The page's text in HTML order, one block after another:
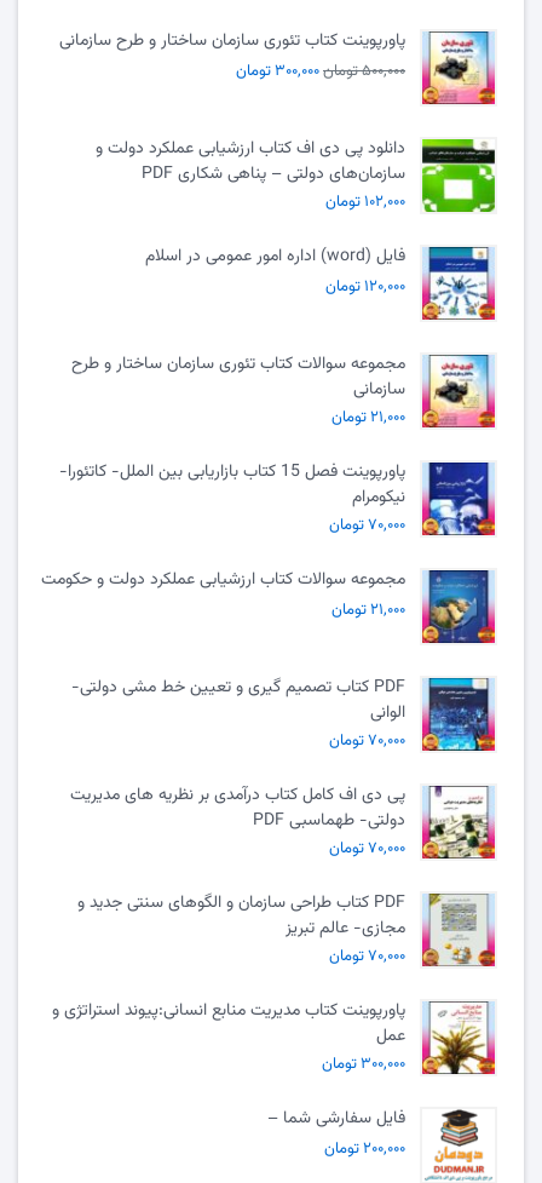
پاورپوینت کتاب تئوری سازمان ساختار و طرح سازمانی
۵۰۰,۰۰۰ تومان ۳۰۰,۰۰۰ تومان
دانلود پی دی اف کتاب ارزشیابی عملکرد دولت و
سازمان‌های دولتی – پناهی شکاری PDF
۱۰۲,۰۰۰ تومان
فایل (word) اداره امور عمومی در اسلام
۱۲۰,۰۰۰ تومان
مجموعه سوالات کتاب تئوری سازمان ساختار و طرح
سازمانی
۲۱,۰۰۰ تومان
پاورپوینت فصل 15 کتاب بازاریابی بین الملل- کاتئورا-
نیکومرام
۷۰,۰۰۰ تومان
مجموعه سوالات کتاب ارزشیابی عملکرد دولت و حکومت
۲۱,۰۰۰ تومان
PDF کتاب تصمیم گیری و تعیین خط مشی دولتی-
الوانی
۷۰,۰۰۰ تومان
پی دی اف کامل کتاب درآمدی بر نظریه های مدیریت
دولتی- طهماسبی PDF
۷۰,۰۰۰ تومان
PDF کتاب طراحی سازمان و الگوهای سنتی جدید و
مجازی- عالم تبریز
۷۰,۰۰۰ تومان
پاورپوینت کتاب مدیریت منابع انسانی:پیوند استراتژی و
عمل
۳۰۰,۰۰۰ تومان
فایل سفارشی شما –
۲۰۰,۰۰۰ تومان